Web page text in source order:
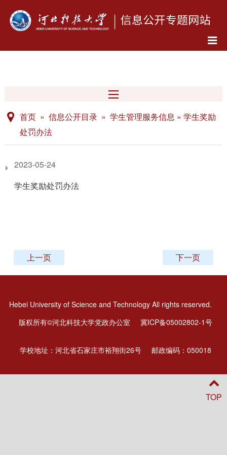
首页 » 信息公开目录 » 学生管理服务信息 » 学生奖励
处罚办法
2023-05-24
学生奖励处罚办法
上一页 下一页
Hebei University of Science and Technology All rights reserved.
版权所有©河北科技大学党政办公室
冀ICP备05002802-1号
学校地址：河北省石家庄市裕翔街26号 邮政编码：050018
TOP